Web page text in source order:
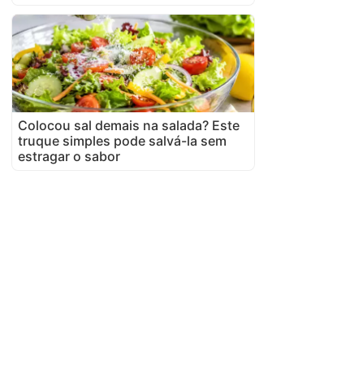
Colocou sal demais na salada? Este
truque simples pode salvá-la sem
estragar o sabor